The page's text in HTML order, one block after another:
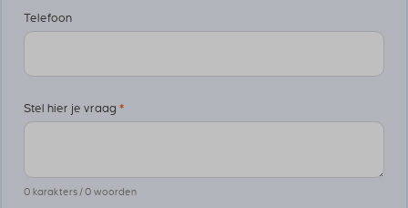
Telefoon
Stel hier je vraag *
0 karakters / 0 woorden